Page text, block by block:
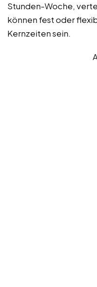
Stunden-Woche,
können fest oder
Kernzeiten sein.